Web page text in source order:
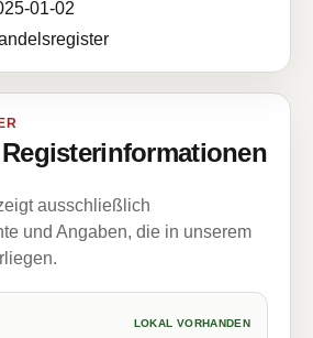
01-02
ausschließlich
und Angaben, die in unserem
LOKAL VORHANDEN